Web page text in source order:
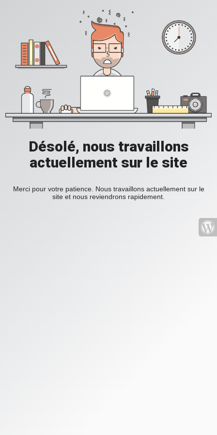
Désolé, nous travaillons
actuellement sur le site
Merci pour votre patience. Nous travaillons actuellement sur le
site et nous reviendrons rapidement.